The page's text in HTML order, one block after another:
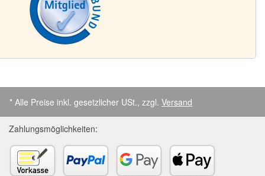
* Alle Preise inkl. gesetzlicher USt., zzgl. Versand
Zahlungsmöglichkeiten: